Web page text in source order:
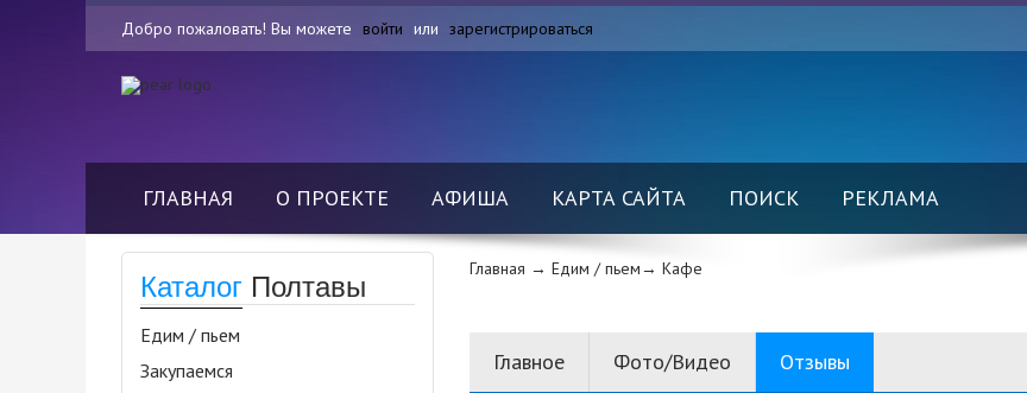
Добро пожаловать! Вы можете войти или зарегистрироваться
ГЛАВНАЯ О ПРОЕКТЕ АФИША КАРТА САЙТА ПОИСК РЕКЛАМА
Каталог Полтавы
Едим / пьем
Закупаемся
Главная → Едим / пьем→ Кафе
Главное Фото/Видео Отзывы